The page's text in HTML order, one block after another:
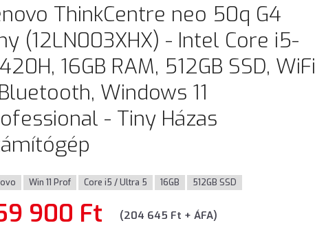
ThinkCentre neo 50q G4
(12LN003XHX) - Intel Core i5-
16GB RAM, 512GB SSD, WiFi
Windows 11
- Tiny Házas
Win 11 Prof Core i5 / Ultra 5 16GB 512GB SSD
900 Ft (204 645 Ft + ÁFA)